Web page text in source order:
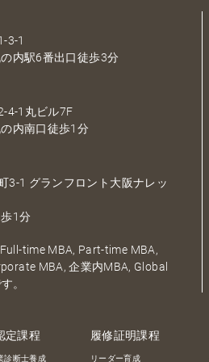
3-1
内駅6番出口徒歩3分
4-1丸ビル7F
内南口徒歩1分
3-1 グランフロント大阪ナレッ
1分
time MBA, Part-time MBA,
MBA, 企業内MBA, Global
。
定課程
診断士養成
履修証明課程
リーダー育成